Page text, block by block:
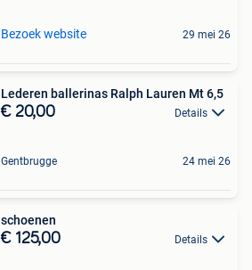
Bezoek website 29 mei 26
Lederen ballerinas Ralph Lauren Mt 6,5
€ 20,00 Details
Gentbrugge 24 mei 26
schoenen
€ 125,00 Details